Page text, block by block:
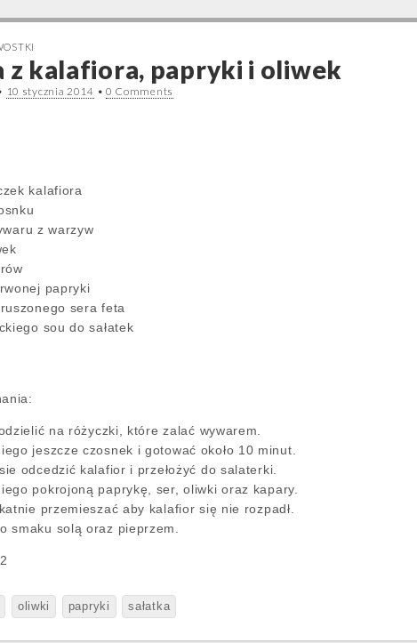
z kalafiora, papryki i oliwek
10 stycznia 2014 • 0 Comments
kalafiora
z warzyw
papryki
sera feta
sou do sałatek
na różyczki, które zalać wywarem.
jeszcze czosnek i gotować około 10 minut.
odcedzić kalafior i przełożyć do salaterki.
pokrojoną paprykę, ser, oliwki oraz kapary.
przemieszać aby kalafior się nie rozpadł.
smaku solą oraz pieprzem.
2
oliwki papryki sałatka